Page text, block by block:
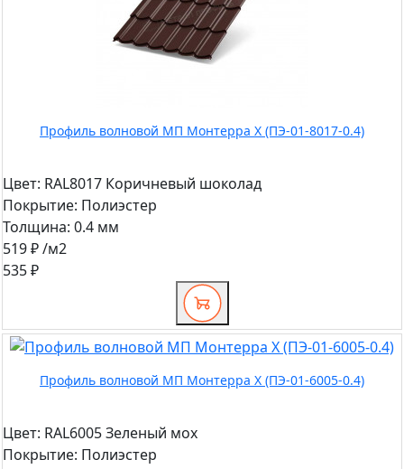
Профиль волновой МП Монтерра X (ПЭ-01-8017-0.4)
Цвет: RAL8017 Коричневый шоколад
Покрытие: Полиэстер
Толщина: 0.4 мм
519 ₽/м2
535 ₽
Профиль волновой МП Монтерра X (ПЭ-01-6005-0.4)
Цвет: RAL6005 Зеленый мох
Покрытие: Полиэстер